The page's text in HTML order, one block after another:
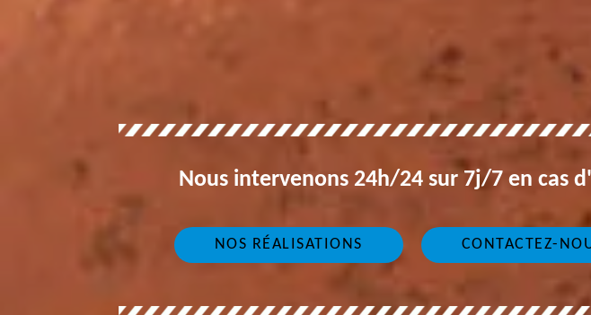
Nous intervenons 24h/24 sur 7j/7 en cas
NOS RÉALISATIONS CONTACTEZ-